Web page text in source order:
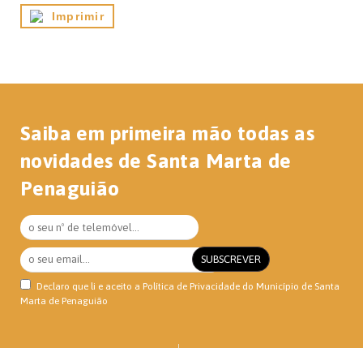
Imprimir
Saiba em primeira mão todas as
novidades de Santa Marta de
Penaguião
Declaro que li e aceito a Política de Privacidade do Município de Santa
Marta de Penaguião